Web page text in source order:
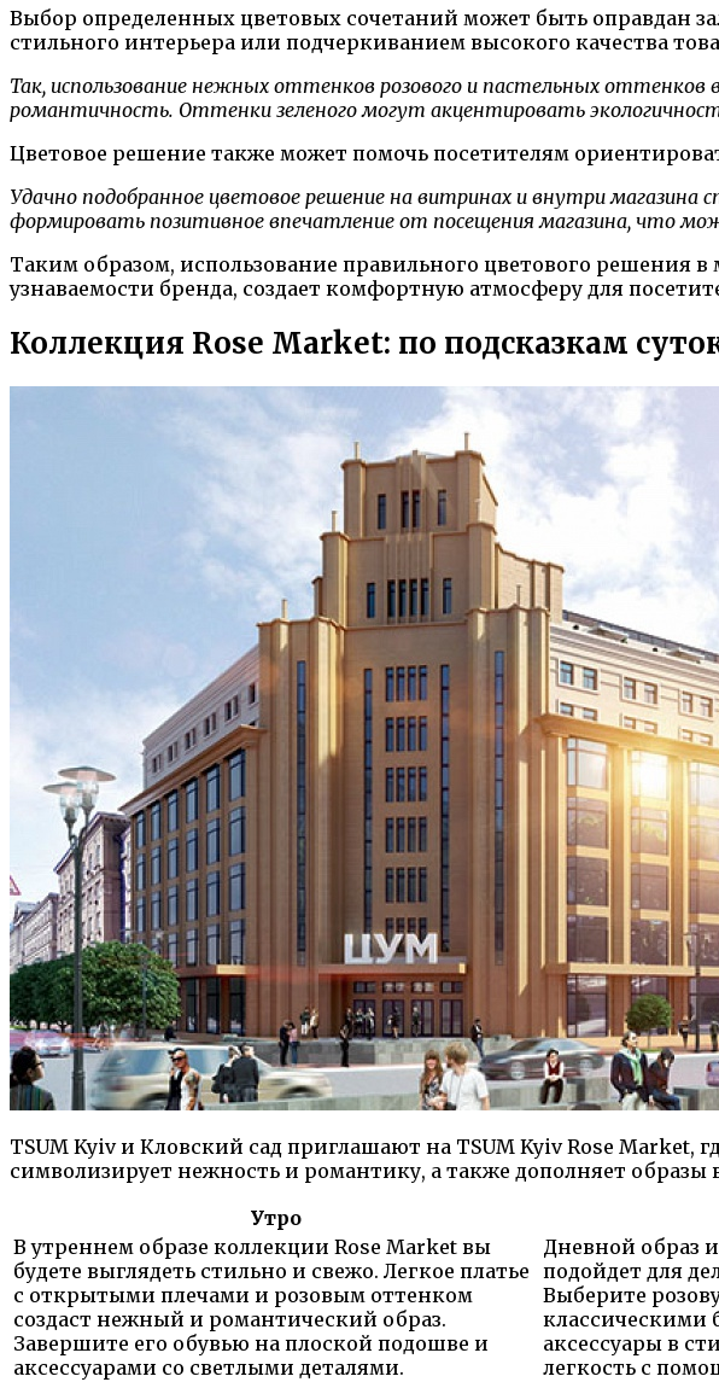
Выбор определенных цветовых сочетаний может быть оправдан
стильного интерьера или подчеркиванием высокого качества
Так, использование нежных оттенков розового и пастельных
романтичность. Оттенки зеленого могут акцентировать
Цветовое решение также может помочь посетителям
Удачно подобранное цветовое решение на витринах и внутри
формировать позитивное впечатление от посещения магазина, что
Таким образом, использование правильного цветового решения в
узнаваемости бренда, создает комфортную атмосферу для
Коллекция Rose Market: по подсказкам
TSUM Kyiv и Кловский сад приглашают на TSUM Kyiv Rose
символизирует нежность и романтику, а также дополняет образы
Утро
В утреннем образе коллекции Rose Market вы
будете выглядеть стильно и свежо. Легкое платье
с открытыми плечами и розовым оттенком
создаст нежный и романтический образ.
Завершите его обувью на плоской подошве и
аксессуарами со светлыми деталями.
Дневной образ
подойдет для
Выберите
классическими
аксессуары в
легкость с